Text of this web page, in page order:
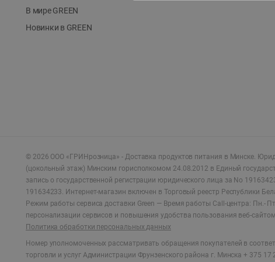
В мире GREEN
Новинки в GREEN
© 2026 ООО «ГРИНрозница» - Доставка продуктов питания в Минске.
(цокольный этаж) Минским горисполкомом 24.08.2012 в Единый
запись о государственной регистрации юридического лица за No
191634233. Интернет-магазин включен в Торговый реестр Республики
Режим работы сервиса доставки Green — Время работы Call-центра: Пн.-
персонализации сервисов и повышения удобства пользования веб-
Политика обработки персональных данных
Номер уполномоченных рассматривать обращения покупателей в
торговли и услуг Администрации Фрунзенского района г. Минска + 375 17